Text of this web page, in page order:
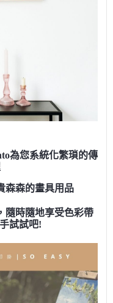
為您系統化繁瑣的傳
森森的畫具用品
隨時隨地享受色彩帶
試試吧!